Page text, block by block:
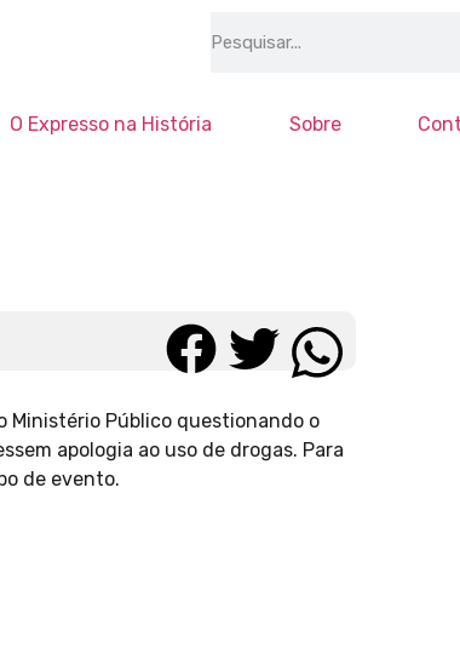
O Expresso na História Sobre
Ministério Público questionando o
apologia ao uso de drogas. Para
de evento.